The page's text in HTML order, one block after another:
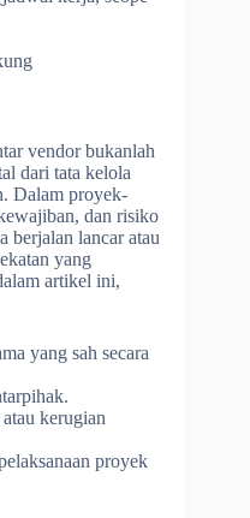
vendor bukanlah
dari tata kelola
Dalam proyek-
dan risiko
berjalan lancar atau
yang
artikel ini,
yang sah secara
kerugian
proyek